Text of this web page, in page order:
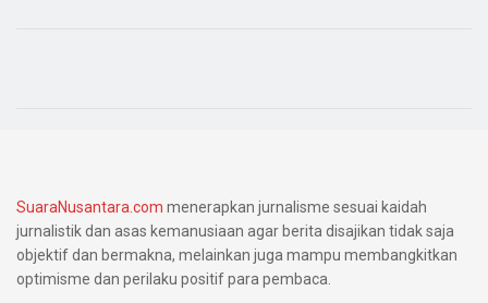
SuaraNusantara.com menerapkan jurnalisme sesuai kaidah
jurnalistik dan asas kemanusiaan agar berita disajikan tidak saja
objektif dan bermakna, melainkan juga mampu membangkitkan
optimisme dan perilaku positif para pembaca.